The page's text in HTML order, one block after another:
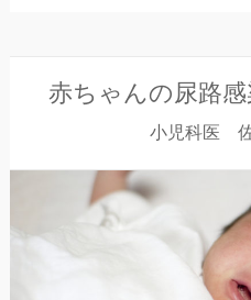
赤ちゃんの尿路感
小児科医